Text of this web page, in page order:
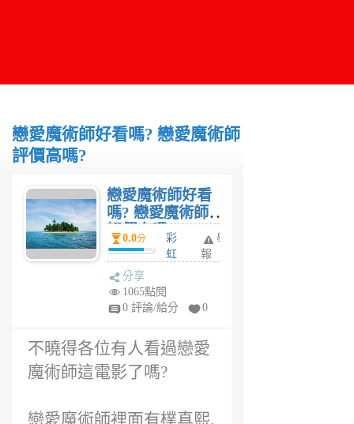
戀愛魔術師好看嗎? 戀愛魔術師
評價高嗎?
戀愛魔術師好看
嗎? 戀愛魔術師
評價高嗎?
0.0分
彩
虹
年
舉
報
分享
1065點閱
0 評論/給分
0
不曉得各位有人看過戀愛
魔術師這電影了嗎?
戀愛魔術師裡面有樸真熙,